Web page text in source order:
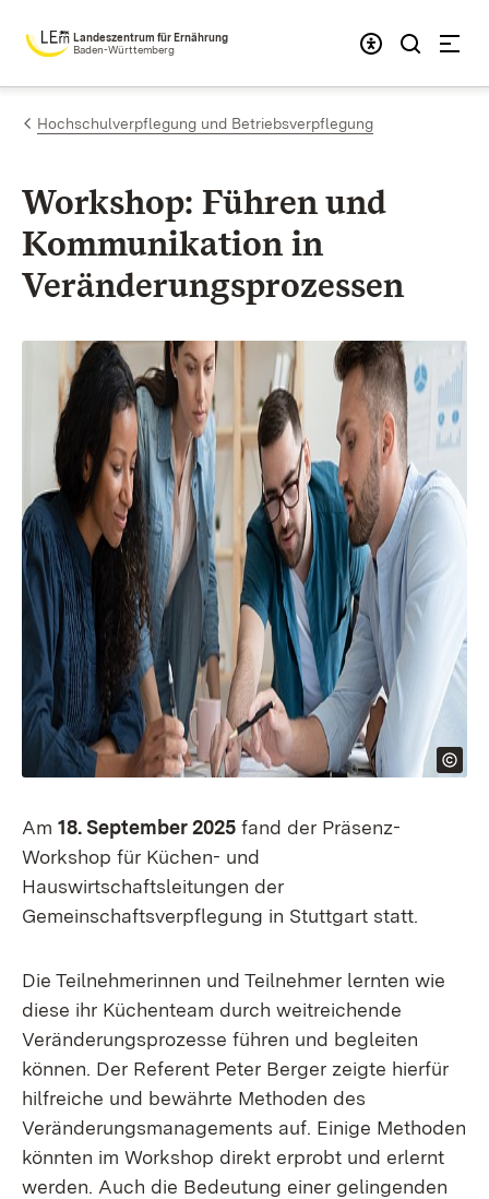
Zum Inhalt springen
Landeszentrum für Ernährung
Baden-Württemberg
Hochschulverpflegung und Betriebsverpflegung
Workshop: Führen und
Kommunikation in
Veränderungsprozessen
Am 18. September 2025 fand der Präsenz-
Workshop für Küchen- und
Hauswirtschaftsleitungen der
Gemeinschaftsverpflegung in Stuttgart statt.
Die Teilnehmerinnen und Teilnehmer lernten wie
diese ihr Küchenteam durch weitreichende
Veränderungsprozesse führen und begleiten
können. Der Referent Peter Berger zeigte hierfür
hilfreiche und bewährte Methoden des
Veränderungsmanagements auf. Einige Methoden
könnten im Workshop direkt erprobt und erlernt
werden. Auch die Bedeutung einer gelingenden